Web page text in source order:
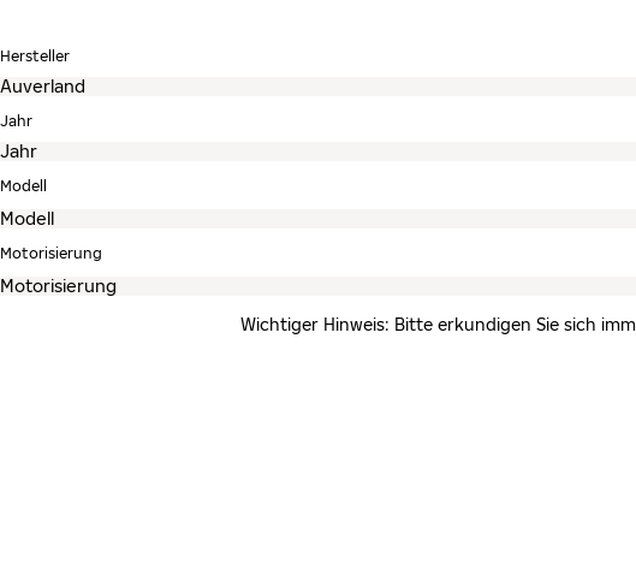
Hersteller
Jahr
Modell
Motorisierung
Wichtiger Hinweis: Bitte erkundigen Sie sich